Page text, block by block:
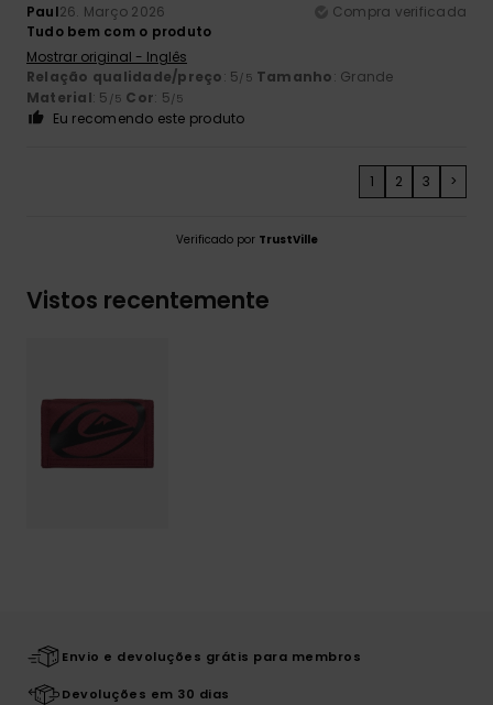
Paul26. Março 2026
Compra verificada
Tudo bem com o produto
Mostrar original - Inglês
Relação qualidade/preço: 5/5 Tamanho: Grande
Material: 5 /5 Cor: 5/5
Eu recomendo este produto
1 2 3 >
Verificado por TrustVille
Vistos recentemente
Envio e devoluções grátis para membros
Devoluções em 30 dias